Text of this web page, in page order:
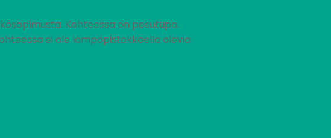
Kohteessa on pesutupa.
ei ole lämpöpistokkeella olevia